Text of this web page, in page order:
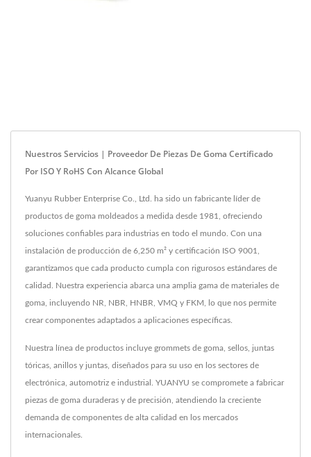
Nuestros Servicios | Proveedor De Piezas De Goma Certificado
Por ISO Y RoHS Con Alcance Global
Yuanyu Rubber Enterprise Co., Ltd. ha sido un fabricante líder de
productos de goma moldeados a medida desde 1981, ofreciendo
soluciones confiables para industrias en todo el mundo. Con una
instalación de producción de 6,250 m² y certificación ISO 9001,
garantizamos que cada producto cumpla con rigurosos estándares de
calidad. Nuestra experiencia abarca una amplia gama de materiales de
goma, incluyendo NR, NBR, HNBR, VMQ y FKM, lo que nos permite
crear componentes adaptados a aplicaciones específicas.
Nuestra línea de productos incluye grommets de goma, sellos, juntas
tóricas, anillos y juntas, diseñados para su uso en los sectores de
electrónica, automotriz e industrial. YUANYU se compromete a fabricar
piezas de goma duraderas y de precisión, atendiendo la creciente
demanda de componentes de alta calidad en los mercados
internacionales.